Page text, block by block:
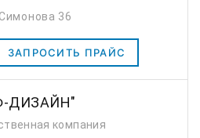
36
ЗАПРОСИТЬ ПРАЙС
ДИЗАЙН"
компания